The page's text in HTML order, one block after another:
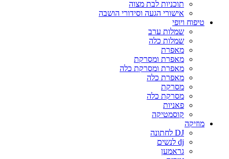
תוכניות לבת מצוה
אישורי הגעה וסידורי הושבה
טיפוח ויופי
שמלות ערב
שמלות כלה
מאפרת
מאפרת ומסרקת
מאפרת ומסרקת כלה
מאפרת כלה
מסרקת
מסרקת כלה
פאניות
קוסמטיקה
מוזיקה
DJ לחתונה
dj לנשים
גראמען